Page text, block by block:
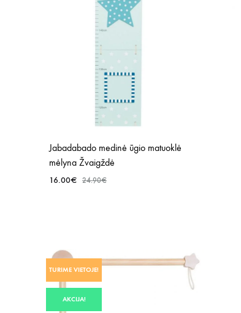
Jabadabado medinė ūgio matuoklė
mėlyna Žvaigždė
16.00€ 24.90€
SĄRAŠĄ
TURIME VIETOJE!
AKCIJA!